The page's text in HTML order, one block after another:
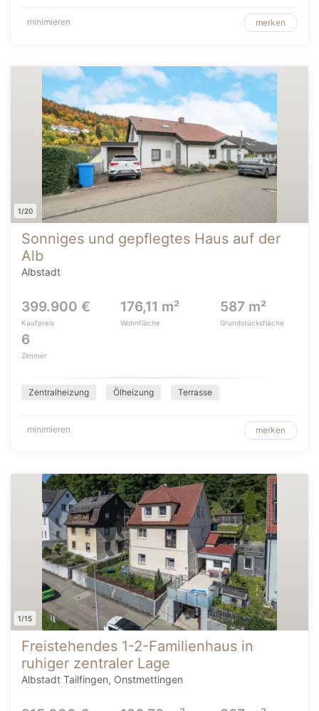
minimieren merken
1/20
Sonniges und gepflegtes Haus auf der
Alb
Albstadt
399.900 €
Kaufpreis
176,11 m²
Wohnfläche
587 m²
Grundstücksfläche
6
Zimmer
Zentralheizung Ölheizung Terrasse
minimieren merken
1/15
Freistehendes 1-2-Familienhaus in
ruhiger zentraler Lage
Albstadt Tailfingen, Onstmettingen